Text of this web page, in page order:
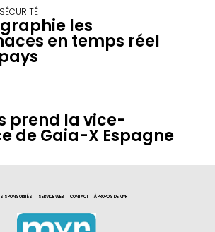
les
en temps réel
prend la vice-
de Gaia-X Espagne
SPONSORITÉS SERVICE WEB CONTACT À PROPOS DE MYR